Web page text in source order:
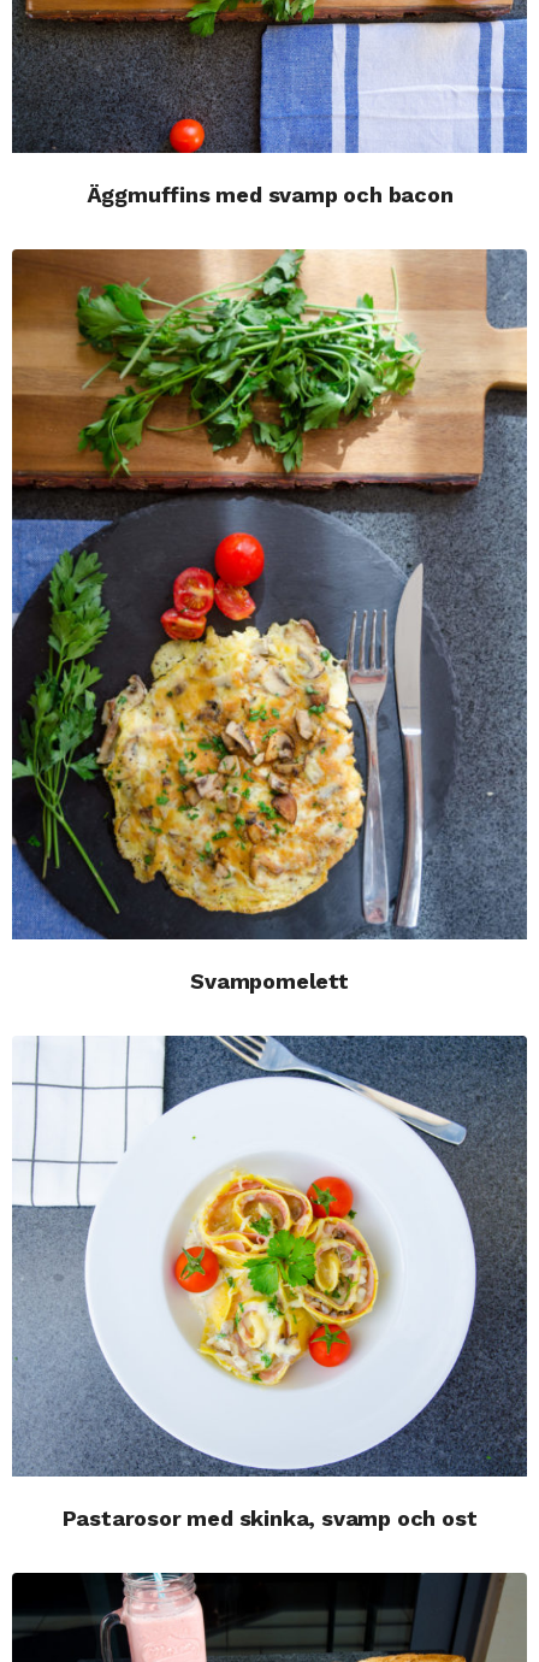
Äggmuffins med svamp och bacon
Svampomelett
Pastarosor med skinka, svamp och ost